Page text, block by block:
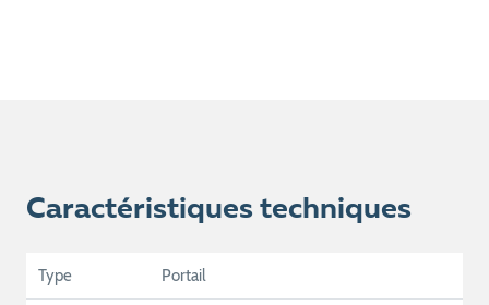
Caractéristiques techniques
Type Portail